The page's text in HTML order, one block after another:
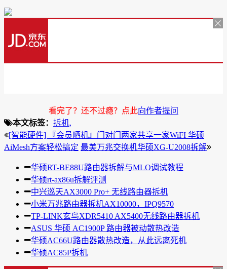
看完了？还不过瘾？点此向作者提问
本文标签： 拆机,
[智能硬件] 『会员晒机』门对门两家共享一家WiFI 华硕
AiMesh方案轻松搞定 最美万兆交换机华硕XG-U2008拆解
华硕RT-BE88U路由器拆解与MLO调试教程
华硕rt-ax86u拆解评测
中兴巡天AX3000 Pro+ 无线路由器拆机
小米万兆路由器拆机AX10000，IPQ9570
TP-LINK玄鸟XDR5410 AX5400无线路由器拆机
ASUS 华硕 AC1900P 路由器被动散热改造
华硕AC66U路由器散热改造，从此远离死机
华硕AC85P拆机